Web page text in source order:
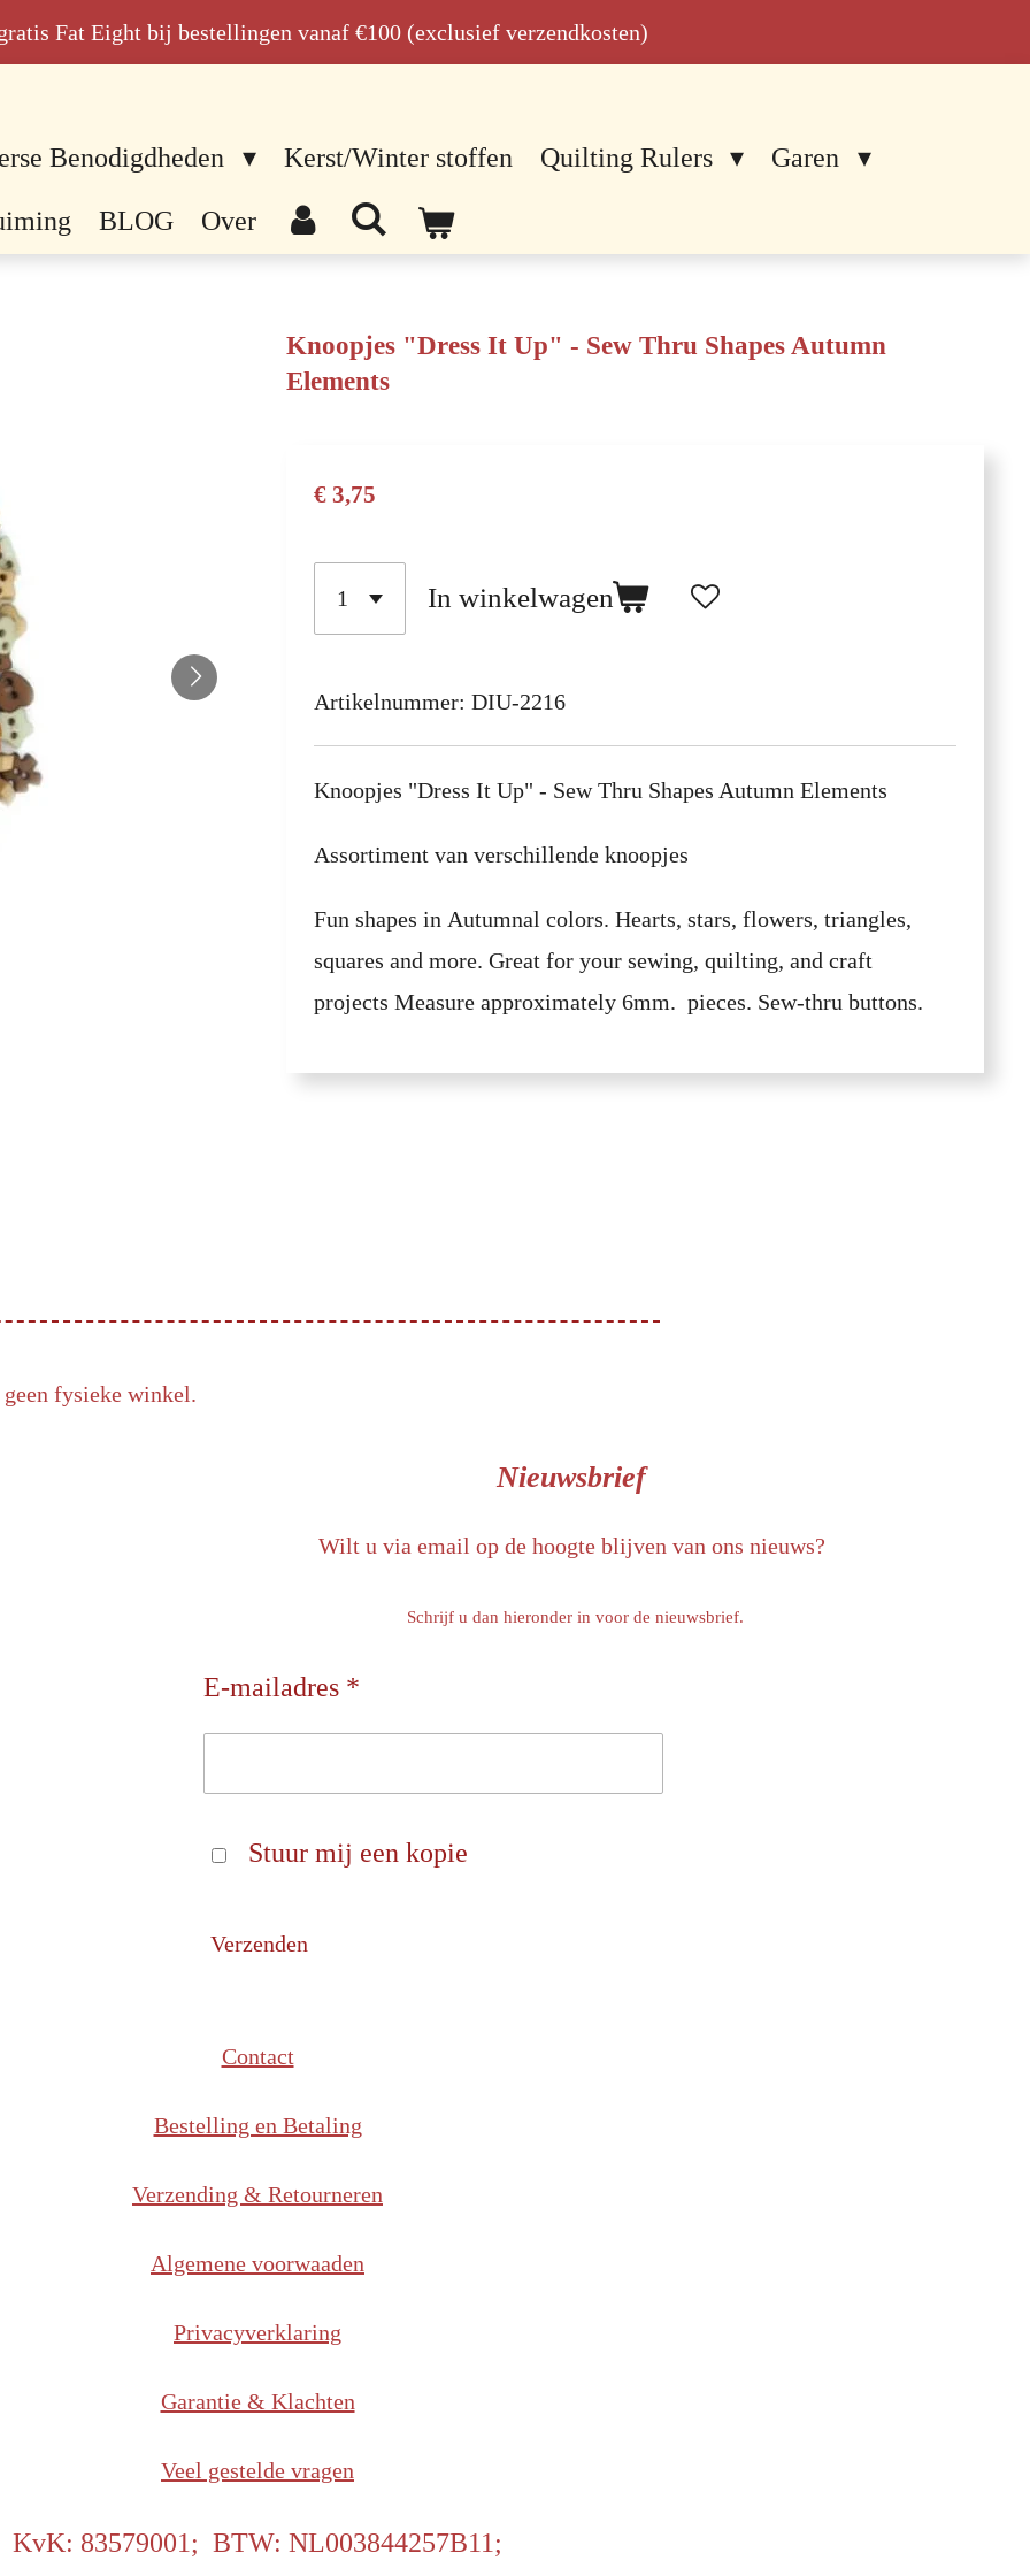
Fat Eight bij bestellingen vanaf €100 (exclusief verzendkosten)
Benodigdheden Kerst/Winter stoffen Quilting Rulers Garen
BLOG Over
Knoopjes "Dress It Up" - Sew Thru Shapes Autumn
Elements
€ 3,75
In winkelwagen
Artikelnummer: DIU-2216
Knoopjes "Dress It Up" - Sew Thru Shapes Autumn Elements
Assortiment van verschillende knoopjes
Fun shapes in Autumnal colors. Hearts, stars, flowers, triangles,
squares and more. Great for your sewing, quilting, and craft
projects Measure approximately 6mm. pieces. Sew-thru buttons.
fysieke winkel.
Nieuwsbrief
Wilt u via email op de hoogte blijven van ons nieuws?
Schrijf u dan hieronder in voor de nieuwsbrief.
E-mailadres *
Stuur mij een kopie
Verzenden
Contact
Bestelling en Betaling
Verzending & Retourneren
Algemene voorwaaden
Privacyverklaring
Garantie & Klachten
Veel gestelde vragen
KvK: 83579001; BTW: NL003844257B11;